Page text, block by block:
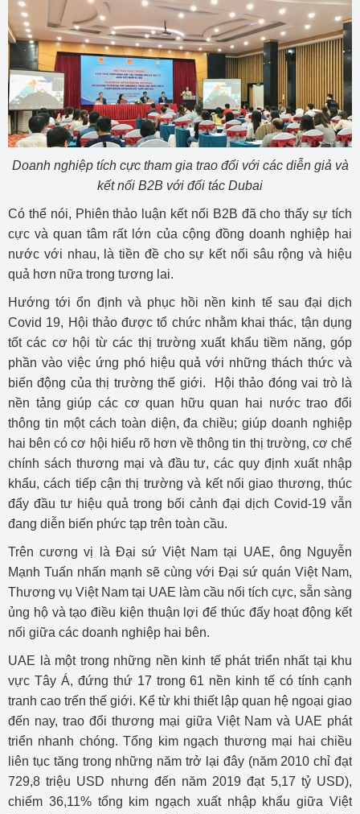
Doanh nghiệp tích cực tham gia trao đổi với các diễn giả và
kết nối B2B với đối tác Dubai
Có thể nói, Phiên thảo luận kết nối B2B đã cho thấy sự tích
cực và quan tâm rất lớn của cộng đồng doanh nghiệp hai
nước với nhau, là tiền đề cho sự kết nối sâu rộng và hiệu
quả hơn nữa trong tương lai.
Hướng tới ổn định và phục hồi nền kinh tế sau đại dịch
Covid 19, Hội thảo được tổ chức nhằm khai thác, tận dụng
tốt các cơ hội từ các thị trường xuất khẩu tiềm năng, góp
phần vào việc ứng phó hiệu quả với những thách thức và
biến động của thị trường thế giới. Hội thảo đóng vai trò là
nền tảng giúp các cơ quan hữu quan hai nước trao đổi
thông tin một cách toàn diện, đa chiều; giúp doanh nghiệp
hai bên có cơ hội hiểu rõ hơn về thông tin thị trường, cơ chế
chính sách thương mại và đầu tư, các quy định xuất nhập
khẩu, cách tiếp cận thị trường và kết nối giao thương, thúc
đẩy đầu tư hiệu quả trong bối cảnh đại dịch Covid-19 vẫn
đang diễn biến phức tạp trên toàn cầu.
Trên cương vị là Đại sứ Việt Nam tại UAE, ông Nguyễn
Mạnh Tuấn nhấn mạnh sẽ cùng với Đại sứ quán Việt Nam,
Thương vụ Việt Nam tại UAE làm cầu nối tích cực, sẵn sàng
ủng hộ và tạo điều kiện thuận lợi để thúc đẩy hoạt động kết
nối giữa các doanh nghiệp hai bên.
UAE là một trong những nền kinh tế phát triển nhất tại khu
vực Tây Á, đứng thứ 17 trong 61 nền kinh tế có tính cạnh
tranh cao trến thế giới. Kể từ khi thiết lập quan hệ ngoại giao
đến nay, trao đổi thương mại giữa Việt Nam và UAE phát
triển nhanh chóng. Tổng kim ngạch thương mại hai chiều
liên tục tăng trong những năm trở lại đây (năm 2010 chỉ đạt
729,8 triệu USD nhưng đến năm 2019 đạt 5,17 tỷ USD),
chiếm 36,11% tổng kim ngạch xuất nhập khẩu giữa Việt